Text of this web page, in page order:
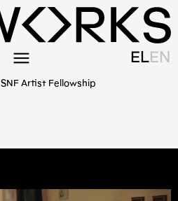
ELEN
SNF Artist Fellowship